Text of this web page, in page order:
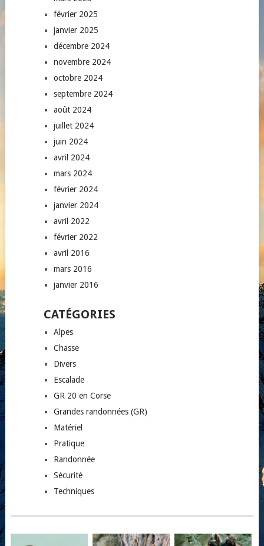
février 2025
janvier 2025
décembre 2024
novembre 2024
octobre 2024
septembre 2024
août 2024
juillet 2024
juin 2024
avril 2024
mars 2024
février 2024
janvier 2024
avril 2022
février 2022
avril 2016
mars 2016
janvier 2016
CATÉGORIES
Alpes
Chasse
Divers
Escalade
GR 20 en Corse
Grandes randonnées (GR)
Matériel
Pratique
Randonnée
Sécurité
Techniques